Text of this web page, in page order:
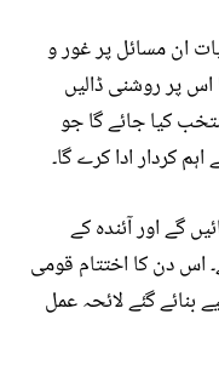
ان مسائل پر غور و
اس پر روشنی ڈالیں
کیا جائے گا جو
کردار ادا کرے گا۔
گے اور آئندہ کے
اس دن کا اختتام قومی
بنائے گئے لائحہ عمل